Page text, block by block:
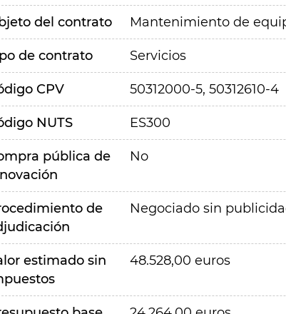
del contrato Mantenimiento de
de contrato Servicios
CPV 50312000-5, 50312610-4
NUTS ES300
pública de
No
de
Negociado sin
estimado sin
48.528,00 euros